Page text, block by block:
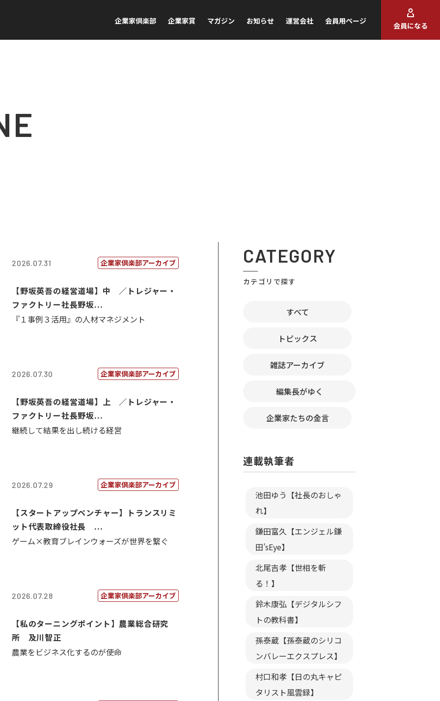
企業家倶楽部 企業家賞 マガジン お知らせ 運営会社 会員用ページ
会員になる
2026.07.31 企業家倶楽部アーカイブ
【野坂英吾の経営道場】中 ／トレジャー・
ファクトリー社長野坂...
『１事例３活用』の人材マネジメント
2026.07.30 企業家倶楽部アーカイブ
【野坂英吾の経営道場】上 ／トレジャー・
ファクトリー社長野坂...
継続して結果を出し続ける経営
2026.07.29 企業家倶楽部アーカイブ
【スタートアップベンチャー】トランスリミ
ット代表取締役社長 ...
ゲーム×教育ブレインウォーズが世界を繋ぐ
2026.07.28 企業家倶楽部アーカイブ
【私のターニングポイント】農業総合研究
所 及川智正
農業をビジネス化するのが使命
CATEGORY
カテゴリで探す
すべて
トピックス
雑誌アーカイブ
編集長がゆく
企業家たちの金言
連載執筆者
池田ゆう【社長のおしゃ
れ】
鎌田富久【エンジェル鎌
田’sEye】
北尾吉孝【世相を斬
る！】
鈴木康弘【デジタルシフ
トの教科書】
孫泰蔵【孫泰蔵のシリコ
ンバレーエクスプレス】
村口和孝【日の丸キャピ
タリスト風雲録】